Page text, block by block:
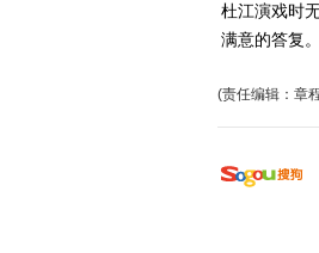
杜江演戏时
满意的答复。
(责任编辑：章